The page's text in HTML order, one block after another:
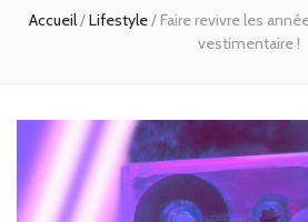
Accueil/Lifestyle/ Faire revivre les
vestimentaire !